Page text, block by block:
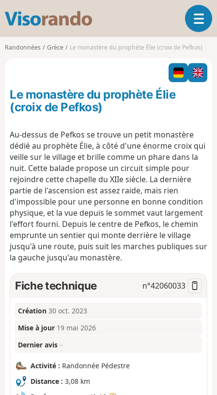
s
o
o
O
u
v
r
i
r
l
g
Randonnées Grèce Le monastère du prophète Élie (croix de Pefkos)
Le monastère du prophète Élie
(croix de Pefkos)
Au-dessus de Pefkos se trouve un petit monastère
dédié au prophète Élie, à côté d'une énorme croix qui
veille sur le village et brille comme un phare dans la
nuit. Cette balade propose un circuit simple pour
rejoindre cette chapelle du XIIe siècle. La dernière
partie de l'ascension est assez raide, mais rien
d'impossible pour une personne en bonne condition
physique, et la vue depuis le sommet vaut largement
l'effort fourni. Depuis le centre de Pefkos, le chemin
emprunte un sentier qui monte derrière le village
jusqu'à une route, puis suit les marches publiques sur
la gauche jusqu'au monastère.
Fiche technique n°42060033
Création 30 oct. 2023
Mise à jour 19 mai 2026
Dernier avis –
Activité : Randonnée Pédestre
Distance : 3,08 km